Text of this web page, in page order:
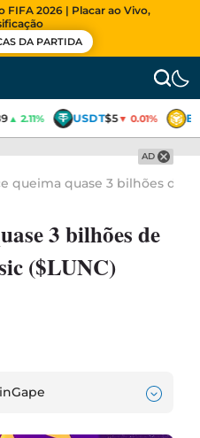
FIFA 2026 | Placar ao Vivo,
DA PARTIDA
▲ 2.11% USDT$5▼ 0.01%
AD
queima quase 3 bilhões de
3 bilhões de
($LUNC)